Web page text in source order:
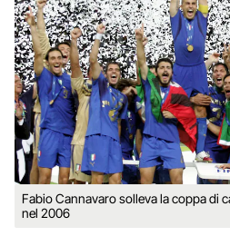
Fabio Cannavaro solleva la coppa di
nel 2006